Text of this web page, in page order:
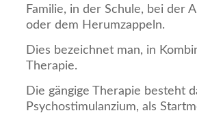
Familie, in der Schule, bei der
oder dem Herumzappeln.
Dies bezeichnet man, in
Therapie.
Die gängige Therapie besteht
Psychostimulanzium, als